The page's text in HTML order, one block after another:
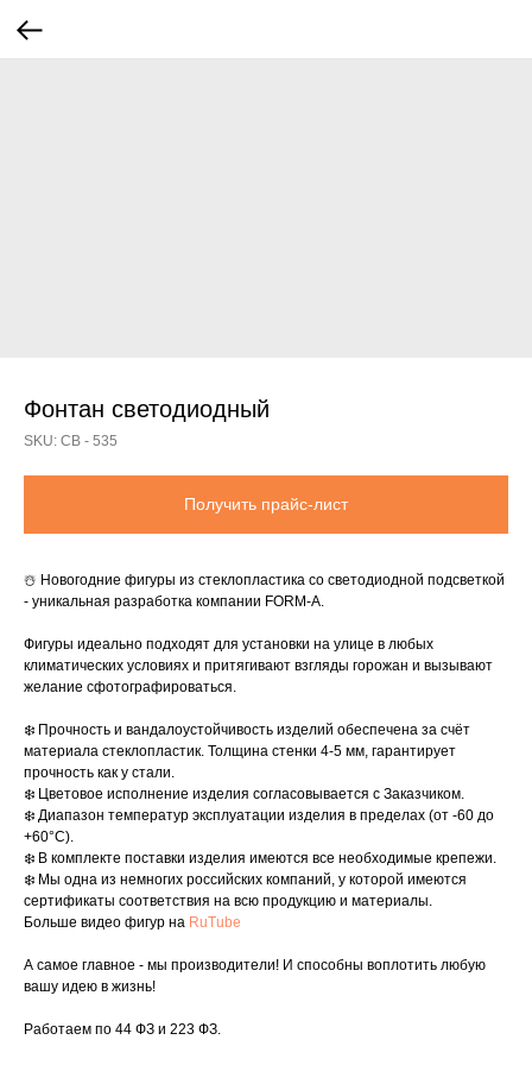
Фонтан светодиодный
SKU: СВ - 535
Получить прайс-лист
☃️ Новогодние фигуры из стеклопластика со светодиодной подсветкой
- уникальная разработка компании FORM-A.
Фигуры идеально подходят для установки на улице в любых
климатических условиях и притягивают взгляды горожан и вызывают
желание сфотографироваться.
❄️ Прочность и вандалоустойчивость изделий обеспечена за счёт
материала стеклопластик. Толщина стенки 4-5 мм, гарантирует
прочность как у стали.
❄️ Цветовое исполнение изделия согласовывается с Заказчиком.
❄️ Диапазон температур эксплуатации изделия в пределах (от -60 до
+60°C).
❄️ В комплекте поставки изделия имеются все необходимые крепежи.
❄️ Мы одна из немногих российских компаний, у которой имеются
сертификаты соответствия на всю продукцию и материалы.
Больше видео фигур на RuTube
А самое главное - мы производители! И способны воплотить любую
вашу идею в жизнь!
Работаем по 44 ФЗ и 223 ФЗ.